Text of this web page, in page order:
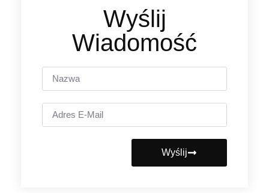
Wyślij
Wiadomość
Wyślij